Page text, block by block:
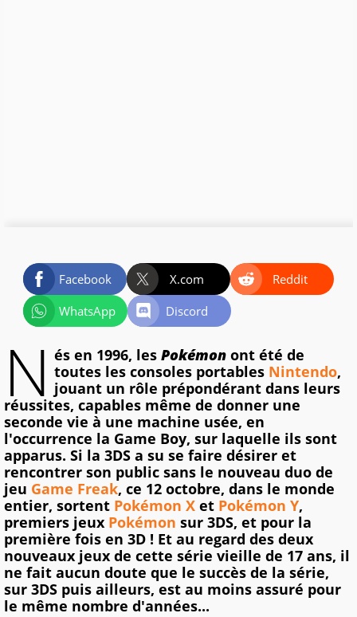
Facebook X.com
Reddit
WhatsApp
Discord
N és en 1996, les Pokémon ont été de
toutes les consoles portables Nintendo,
jouant un rôle prépondérant dans leurs
réussites, capables même de donner une
seconde vie à une machine usée, en
l'occurrence la Game Boy, sur laquelle ils sont
apparus. Si la 3DS a su se faire désirer et
rencontrer son public sans le nouveau duo de
jeu Game Freak, ce 12 octobre, dans le monde
entier, sortent Pokémon X et Pokémon Y,
premiers jeux Pokémon sur 3DS, et pour la
première fois en 3D ! Et au regard des deux
nouveaux jeux de cette série vieille de 17 ans, il
ne fait aucun doute que le succès de la série,
sur 3DS puis ailleurs, est au moins assuré pour
le même nombre d'années...